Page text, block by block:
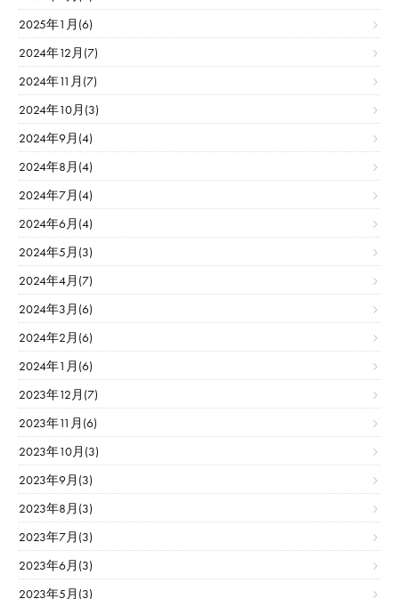
2025年1月(6)
2024年12月(7)
2024年11月(7)
2024年10月(3)
2024年9月(4)
2024年8月(4)
2024年7月(4)
2024年6月(4)
2024年5月(3)
2024年4月(7)
2024年3月(6)
2024年2月(6)
2024年1月(6)
2023年12月(7)
2023年11月(6)
2023年10月(3)
2023年9月(3)
2023年8月(3)
2023年7月(3)
2023年6月(3)
2023年5月(3)